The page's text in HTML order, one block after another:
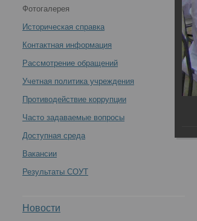
медицинских экспертов медико-
отделений БСМЭ «Судебно-медицинская экспертиза.
Современные методы остеологических
медицинских исследований кисти»
Цикл повышения квалификации
экспертиза. Современные
Фотогалерея
Историческая справка
Контактная информация
Рассмотрение обращений
Учетная политика учреждения
Противодействие коррупции
Часто задаваемые вопросы
Доступная среда
Вакансии
Результаты СОУТ
Новости